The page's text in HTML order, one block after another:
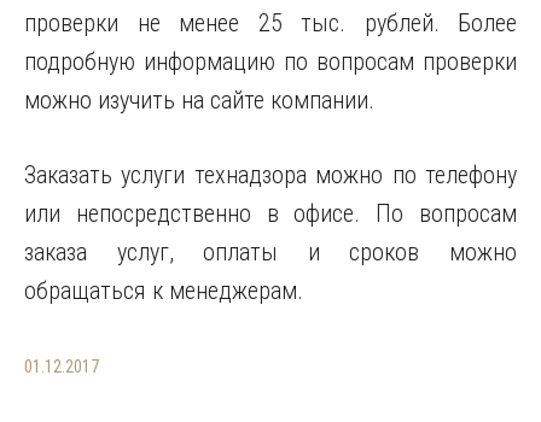
проверки не менее 25 тыс. рублей. Более
подробную информацию по вопросам проверки
можно изучить на сайте компании.
Заказать услуги технадзора можно по телефону
или непосредственно в офисе. По вопросам
заказа услуг, оплаты и сроков можно
обращаться к менеджерам.
01.12.2017